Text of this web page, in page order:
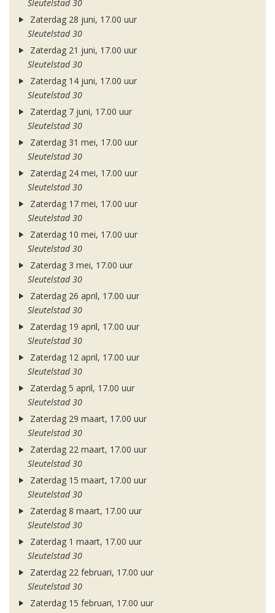
Sleutelstad 30
Zaterdag 28 juni, 17.00 uur
Sleutelstad 30
Zaterdag 21 juni, 17.00 uur
Sleutelstad 30
Zaterdag 14 juni, 17.00 uur
Sleutelstad 30
Zaterdag 7 juni, 17.00 uur
Sleutelstad 30
Zaterdag 31 mei, 17.00 uur
Sleutelstad 30
Zaterdag 24 mei, 17.00 uur
Sleutelstad 30
Zaterdag 17 mei, 17.00 uur
Sleutelstad 30
Zaterdag 10 mei, 17.00 uur
Sleutelstad 30
Zaterdag 3 mei, 17.00 uur
Sleutelstad 30
Zaterdag 26 april, 17.00 uur
Sleutelstad 30
Zaterdag 19 april, 17.00 uur
Sleutelstad 30
Zaterdag 12 april, 17.00 uur
Sleutelstad 30
Zaterdag 5 april, 17.00 uur
Sleutelstad 30
Zaterdag 29 maart, 17.00 uur
Sleutelstad 30
Zaterdag 22 maart, 17.00 uur
Sleutelstad 30
Zaterdag 15 maart, 17.00 uur
Sleutelstad 30
Zaterdag 8 maart, 17.00 uur
Sleutelstad 30
Zaterdag 1 maart, 17.00 uur
Sleutelstad 30
Zaterdag 22 februari, 17.00 uur
Sleutelstad 30
Zaterdag 15 februari, 17.00 uur